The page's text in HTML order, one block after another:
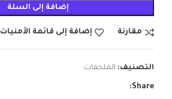
إضافة إلى السلة
مقارنة إضافة إلى قائمة الأمنيات
التصنيف: الملحقات
Share: